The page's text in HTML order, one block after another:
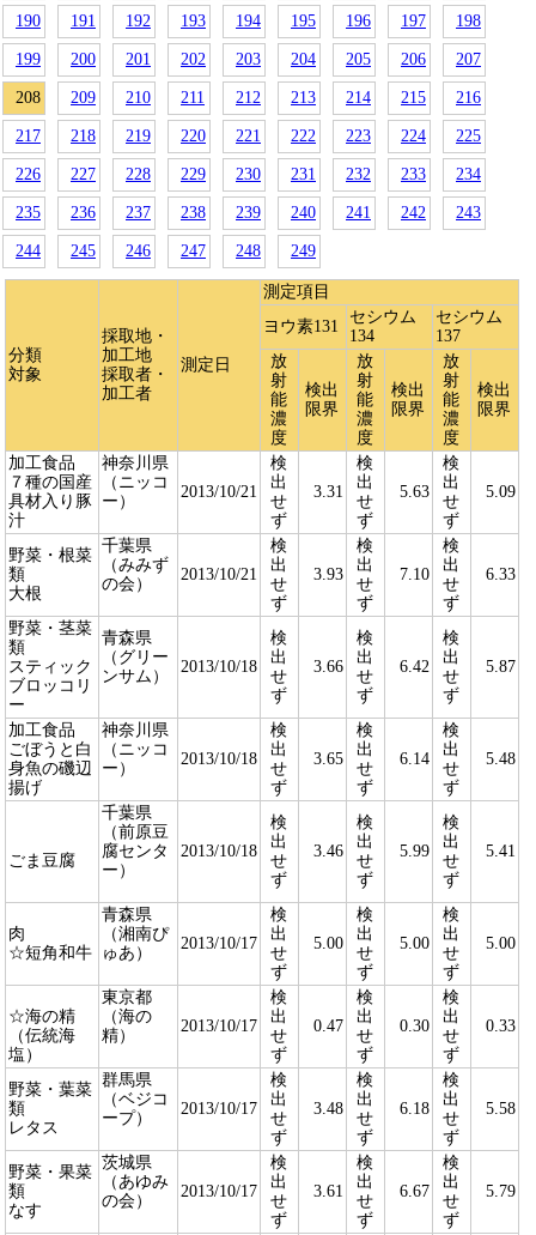
190 191 192 193 194 195 196 197 198
199 200 201 202 203 204 205 206 207
208 209 210 211 212 213 214 215 216
217 218 219 220 221 222 223 224 225
226 227 228 229 230 231 232 233 234
235 236 237 238 239 240 241 242 243
244 245 246 247 248 249
分類
対象
採取地・
加工地
採取者・
加工者
測定日
測定項目
ヨウ素131
セシウム
134
セシウム
137
放
射
能
濃
度
検出
限界
放
射
能
濃
度
検出
限界
放
射
能
濃
度
検出
限界
加工食品
７種の国産
具材入り豚
汁
神奈川県
（ニッコ
ー）
2013/10/21
検
出
せ
ず
3.31
検
出
せ
ず
5.63
検
出
せ
ず
5.09
野菜・根菜
類
大根
千葉県
（みみず
の会）
2013/10/21
検
出
せ
ず
3.93
検
出
せ
ず
7.10
検
出
せ
ず
6.33
野菜・茎菜
類
スティック
ブロッコリ
ー
青森県
（グリー
ンサム）
2013/10/18
検
出
せ
ず
3.66
検
出
せ
ず
6.42
検
出
せ
ず
5.87
加工食品
ごぼうと白
身魚の磯辺
揚げ
神奈川県
（ニッコ
ー）
2013/10/18
検
出
せ
ず
3.65
検
出
せ
ず
6.14
検
出
せ
ず
5.48
ごま豆腐
千葉県
（前原豆
腐センタ
ー）
2013/10/18
検
出
せ
ず
3.46
検
出
せ
ず
5.99
検
出
せ
ず
5.41
肉
☆短角和牛
青森県
（湘南ぴ
ゅあ）
2013/10/17
検
出
せ
ず
5.00
検
出
せ
ず
5.00
検
出
せ
ず
5.00
☆海の精
（伝統海
塩）
東京都
（海の
精）
2013/10/17
検
出
せ
ず
0.47
検
出
せ
ず
0.30
検
出
せ
ず
0.33
野菜・葉菜
類
レタス
群馬県
（ベジコ
ープ）
2013/10/17
検
出
せ
ず
3.48
検
出
せ
ず
6.18
検
出
せ
ず
5.58
野菜・果菜
類
なす
茨城県
（あゆみ
の会）
2013/10/17
検
出
せ
ず
3.61
検
出
せ
ず
6.67
検
出
せ
ず
5.79